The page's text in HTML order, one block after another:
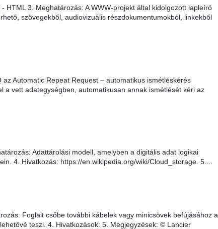
3. Meghatározás: A WWW-projekt által kidolgozott lapleíró
szövegekből, audiovizuális részdokumentumokból, linkekből
Automatic Repeat Request – automatikus ismétléskérés
a vett adategységben, automatikusan annak ismétlését kéri az
Adattárolási modell, amelyben a digitális adat logikai
4. Hivatkozás: https://en.wikipedia.org/wiki/Cloud_storage. 5....
Foglalt csőbe további kábelek vagy minicsövek befújásához a
teszi. 4. Hivatkozások: 5. Megjegyzések: © Lancier